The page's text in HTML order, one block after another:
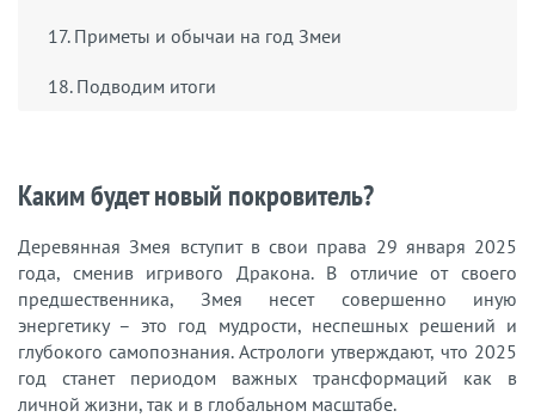
17. Приметы и обычаи на год Змеи
18. Подводим итоги
Каким будет новый покровитель?
Деревянная Змея вступит в свои права 29 января 2025
года, сменив игривого Дракона. В отличие от своего
предшественника, Змея несет совершенно иную
энергетику – это год мудрости, неспешных решений и
глубокого самопознания. Астрологи утверждают, что 2025
год станет периодом важных трансформаций как в
личной жизни, так и в глобальном масштабе.